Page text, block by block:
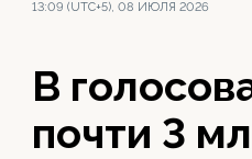
13:09 (UTC+5), 08 ИЮЛЯ 2026
В
почти 3